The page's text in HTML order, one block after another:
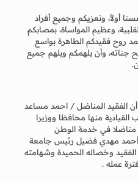
أولاً، ونعزيكم وجميع أفراد
وعظيم المواساة، بمصابكم
روح فقيدكم الطاهرة بواسع
جناته، وأن يلهمكم ويلهم جميع
الفقيد المناضل / احمد مساعد
منها محافظا ووزيرا
في خدمة الوطن
/ أحمد مهدي فضيل رئيس جامعة
وخصاله الحميدة وشهامته
عمله .